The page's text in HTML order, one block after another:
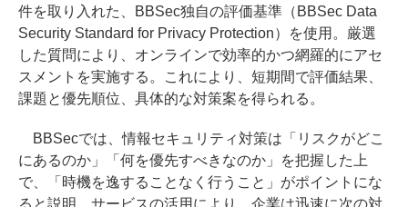
件を取り入れた、BBSec独自の評価基準（BBSec Data
Security Standard for Privacy Protection）を使用。厳選
した質問により、オンラインで効率的かつ網羅的にアセ
スメントを実施する。これにより、短期間で評価結果、
課題と優先順位、具体的な対策案を得られる。
BBSecでは、情報セキュリティ対策は「リスクがどこ
にあるのか」「何を優先すべきなのか」を把握した上
で、「時機を逸することなく行うこと」がポイントにな
ると説明。サービスの活用により、企業は迅速に次の対